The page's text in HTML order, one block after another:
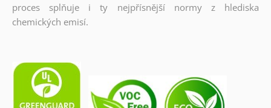
proces splňuje i ty nejpřísnější normy z hlediska
chemických emisí.